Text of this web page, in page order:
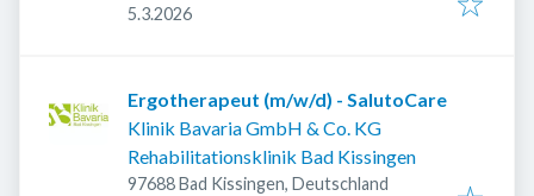
Veröffentlicht
5.3.2026
Ergotherapeut (m/w/d) - SalutoCare
Klinik Bavaria GmbH & Co. KG
Rehabilitationsklinik Bad Kissingen
97688 Bad Kissingen, Deutschland